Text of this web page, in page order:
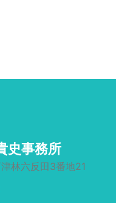
史事務所
林六反田3番地21